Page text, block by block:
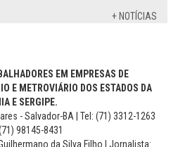
+ NOTÍCIAS
EM EMPRESAS DE
E METROVIÁRIO DOS ESTADOS DA
E SERGIPE.
- Salvador-BA | Tel: (71) 3312-1263
98145-8431
da Silva Filho | Jornalista: